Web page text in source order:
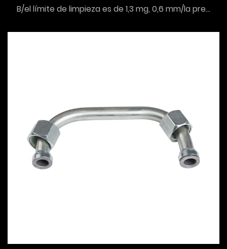
B/el límite de limpieza es de 1,3 mg, 0,6 mm/la pre...